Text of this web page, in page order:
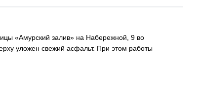
«Амурский залив» на Набережной, 9 во
уложен свежий асфальт. При этом работы